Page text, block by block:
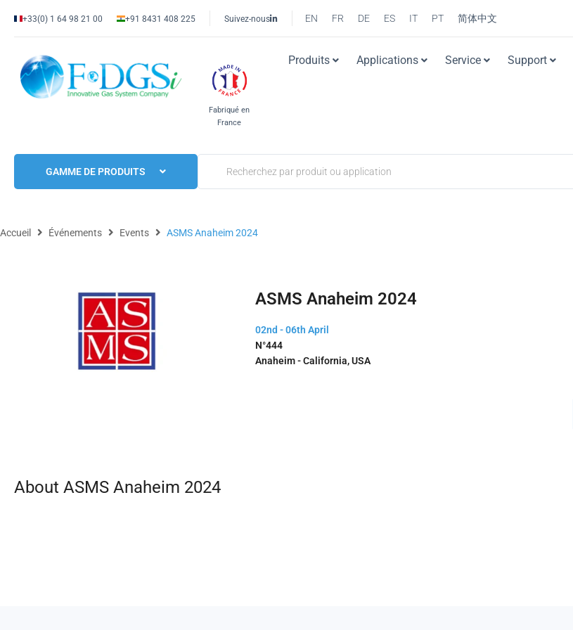
+33(0) 1 64 98 21 00 +91 8431 408 225 Suivez-nous EN FR DE ES IT PT 简体中文
Fabriqué en
France
Produits Applications Service Support
GAMME DE PRODUITS
Accueil Événements Events ASMS Anaheim 2024
ASMS Anaheim 2024
02nd - 06th April
N°444
Anaheim - California, USA
About ASMS Anaheim 2024